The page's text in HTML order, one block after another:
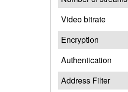
Video bitrate
Encryption
Authentication
Address Filter